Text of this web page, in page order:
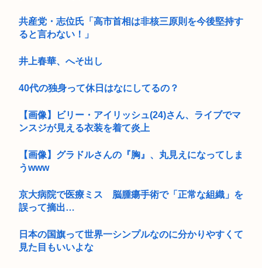
共産党・志位氏「高市首相は非核三原則を今後堅持す
ると言わない！」
井上春華、へそ出し
40代の独身って休日はなにしてるの？
【画像】ビリー・アイリッシュ(24)さん、ライブでマ
ンスジが見える衣装を着て炎上
【画像】グラドルさんの『胸』、丸見えになってしま
うwww
京大病院で医療ミス 脳腫瘍手術で「正常な組織」を
誤って摘出…
日本の国旗って世界一シンプルなのに分かりやすくて
見た目もいいよな